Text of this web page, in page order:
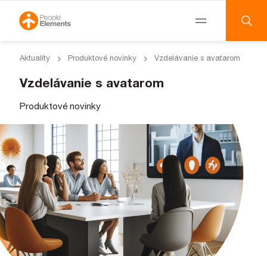
Main Navigation
Aktuality Produktové novinky Vzdelávanie s avatarom
Vzdelávanie s avatarom
Produktové novinky